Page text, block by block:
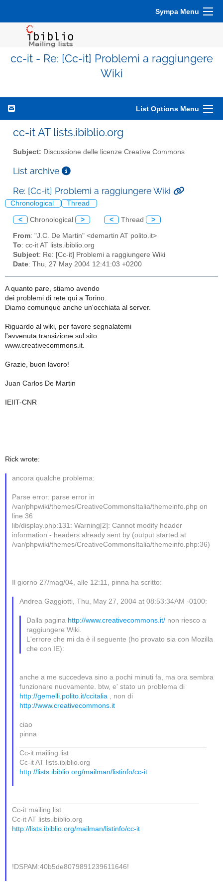
Sympa Menu
cc-it - Re: [Cc-it] Problemi a raggiungere
Wiki
List Options Menu
cc-it AT lists.ibiblio.org
Subject: Discussione delle licenze Creative Commons
List archive
Re: [Cc-it] Problemi a raggiungere Wiki
Chronological Thread
< Chronological > < Thread >
From: "J.C. De Martin" <demartin AT polito.it>
To: cc-it AT lists.ibiblio.org
Subject: Re: [Cc-it] Problemi a raggiungere Wiki
Date: Thu, 27 May 2004 12:41:03 +0200
A quanto pare, stiamo avendo
dei problemi di rete qui a Torino.
Diamo comunque anche un'occhiata al server.
Riguardo al wiki, per favore segnalatemi
l'avvenuta transizione sul sito
www.creativecommons.it.
Grazie, buon lavoro!
Juan Carlos De Martin
IEIIT-CNR
Rick wrote:
ancora qualche problema:
Parse error: parse error in
/var/phpwiki/themes/CreativeCommonsItalia/themeinfo.php on
line 36
lib/display.php:131: Warning[2]: Cannot modify header
information - headers already sent by (output started at
/var/phpwiki/themes/CreativeCommonsItalia/themeinfo.php:36)
Il giorno 27/mag/04, alle 12:11, pinna ha scritto:
Andrea Gaggiotti, Thu, May 27, 2004 at 08:53:34AM -0100:
Dalla pagina http://www.creativecommons.it/non riesco a
raggiungere Wiki.
L'errore che mi da è il seguente (ho provato sia con Mozilla
che con IE):
anche a me succedeva sino a pochi minuti fa, ma ora sembra
funzionare nuovamente. btw, e' stato un problema di
http://gemelli.polito.it/ccitalia , non di
http://www.creativecommons.it
ciao
pinna
Cc-it mailing list
Cc-it AT lists.ibiblio.org
http://lists.ibiblio.org/mailman/listinfo/cc-it
Cc-it mailing list
Cc-it AT lists.ibiblio.org
http://lists.ibiblio.org/mailman/listinfo/cc-it
!DSPAM:40b5de8079891239611646!